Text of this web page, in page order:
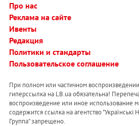
Про нас
Реклама на сайте
Ивенты
Редакция
Политики и стандарты
Пользовательское соглашение
При полном или частичном
гиперссылка на LB.ua обязательна!
воспроизведение или иное использование
содержится ссылка на агентство "Українськi
Группа" запрещено.